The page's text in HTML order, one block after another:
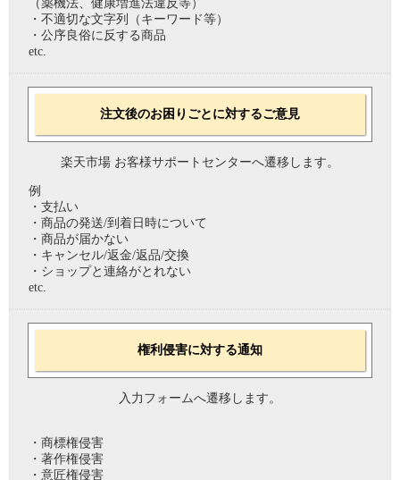
（薬機法、健康増進法違反等）
・不適切な文字列（キーワード等）
・公序良俗に反する商品
etc.
注文後のお困りごとに対するご意見
楽天市場 お客様サポートセンターへ遷移します。
例
・支払い
・商品の発送/到着日時について
・商品が届かない
・キャンセル/返金/返品/交換
・ショップと連絡がとれない
etc.
権利侵害に対する通知
入力フォームへ遷移します。
・商標権侵害
・著作権侵害
・意匠権侵害